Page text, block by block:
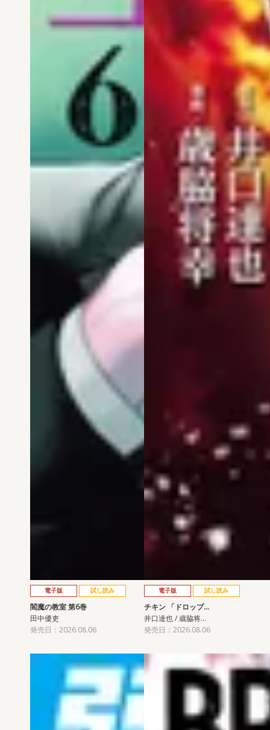
電子版 試し読み
閻魔の教室 第6巻
田中優吏
発売日：2026.08.06
電子版 試し読み
チキン 「ドロップ…
井口達也 / 歳脇将…
発売日：2026.08.06